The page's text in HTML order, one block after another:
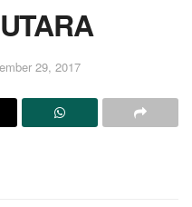
29, 2017